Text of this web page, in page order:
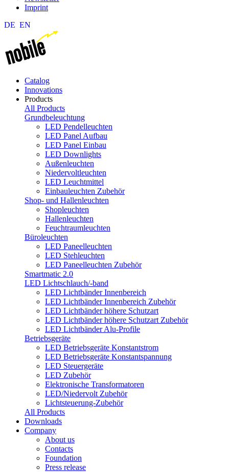
Imprint
DE EN
Catalog
Innovations
Products
All Products
Grundbeleuchtung
LED Pendelleuchten
LED Panel Aufbau
LED Panel Einbau
LED Downlights
Außenleuchten
Niedervoltleuchten
LED Leuchtmittel
Einbauleuchten Zubehör
Shop- und Hallenleuchten
Shopleuchten
Hallenleuchten
Feuchtraumleuchten
Büroleuchten
LED Paneelleuchten
LED Stehleuchten
LED Paneelleuchten Zubehör
Smartmatic 2.0
LED Lichtschlauch/-band
LED Lichtbänder Innenbereich
LED Lichtbänder Innenbereich Zubehör
LED Lichtbänder höhere Schutzart
LED Lichtbänder höhere Schutzart Zubehör
LED Lichtbänder Alu-Profile
Betriebsgeräte
LED Betriebsgeräte Konstantstrom
LED Betriebsgeräte Konstantspannung
LED Steuergeräte
LED Zubehör
Elektronische Transformatoren
LED/Niedervolt Zubehör
Lichtsteuerung-Zubehör
All Products
Downloads
Company
About us
Contacts
Foundation
Press release